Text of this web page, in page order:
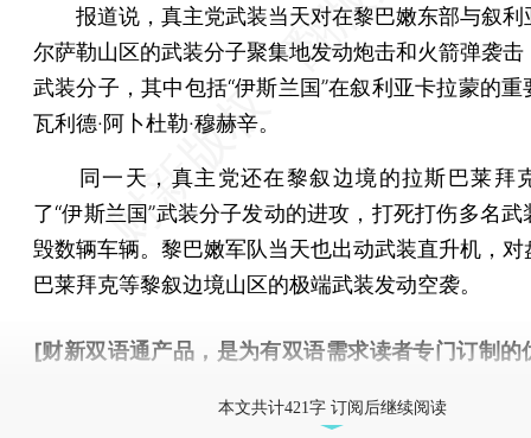
报道说，真主党武装当天对在黎巴嫩东部与叙利
尔萨勒山区的武装分子聚集地发动炮击和火箭弹袭击
武装分子，其中包括“伊斯兰国”在叙利亚卡拉蒙的重
瓦利德·阿卜杜勒·穆赫辛。
同一天，真主党还在黎叙边境的拉斯巴莱拜
了“伊斯兰国”武装分子发动的进攻，打死打伤多名武
毁数辆车辆。黎巴嫩军队当天也出动武装直升机，对
巴莱拜克等黎叙边境山区的极端武装发动空袭。
[财新双语通产品，是为有双语需求读者专门订制的
本文共计421字 订阅后继续阅读